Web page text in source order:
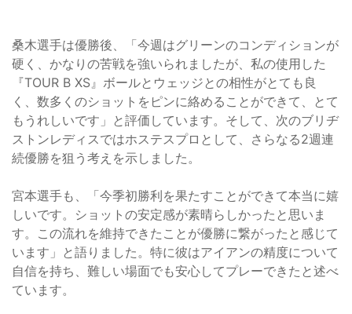
桑木選手は優勝後、「今週はグリーンのコンディションが
硬く、かなりの苦戦を強いられましたが、私の使用した
『TOUR B XS』ボールとウェッジとの相性がとても良
く、数多くのショットをピンに絡めることができて、とて
もうれしいです」と評価しています。そして、次のブリヂ
ストンレディスではホステスプロとして、さらなる2週連
続優勝を狙う考えを示しました。
宮本選手も、「今季初勝利を果たすことができて本当に嬉
しいです。ショットの安定感が素晴らしかったと思いま
す。この流れを維持できたことが優勝に繋がったと感じて
います」と語りました。特に彼はアイアンの精度について
自信を持ち、難しい場面でも安心してプレーできたと述べ
ています。